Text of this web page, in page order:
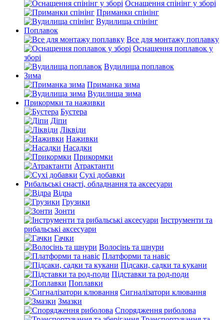
Оснащення спінінг у зборі
Приманки спінінг
Вудилища спінінг
Поплавок
Все для монтажу поплавку
Оснащення поплавок у
зборі
Вудилища поплавок
Зима
Приманка зима
Вудилища зима
Прикормки та наживки
Бустера
Діпи
Ліквіди
Наживки
Насадки
Прикормки
Атрактанти
Сухі добавки
Рибальські снасті, обладнання та аксесуари
Відра
Грузики
Зонти
Інструменти та
рибальські аксесуари
Гачки
Волосінь та шнури
Платформи та навіс
Підсаки, садки та кукани
Підставки та род-поди
Поплавки
Сигналізатори клювання
Змазки
Спорядження риболова